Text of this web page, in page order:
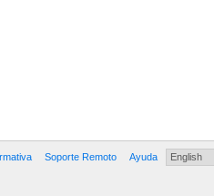
Soporte Remoto Ayuda